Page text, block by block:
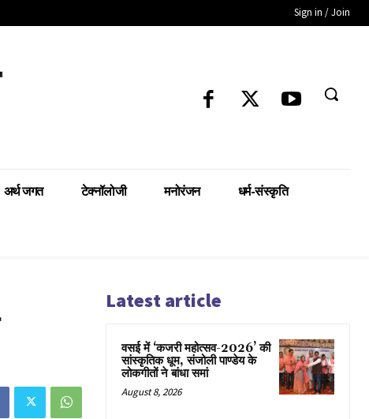
Sign in / Join
अर्थ जगत टेक्नॉलोजी मनोरंजन धर्म-संस्कृति
Latest article
वसई में ‘कजरी महोत्सव-2026’ की
सांस्कृतिक धूम, संजोली पाण्डेय के
लोकगीतों ने बांधा समां
August 8, 2026